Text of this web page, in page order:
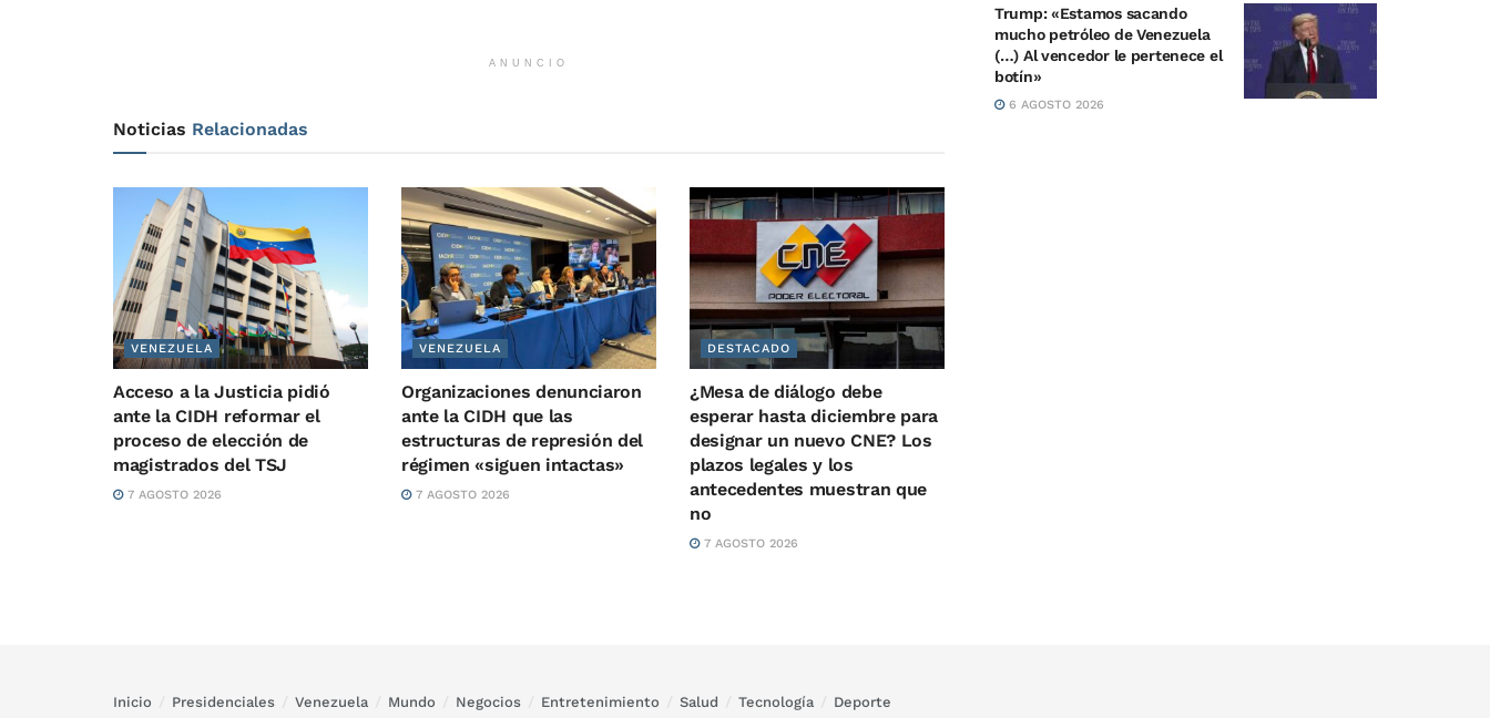
ANUNCIO
Noticias Relacionadas
VENEZUELA
Acceso a la Justicia pidió
ante la CIDH reformar el
proceso de elección de
magistrados del TSJ
7 AGOSTO 2026
VENEZUELA
Organizaciones denunciaron
ante la CIDH que las
estructuras de represión del
régimen «siguen intactas»
7 AGOSTO 2026
DESTACADO
¿Mesa de diálogo debe
esperar hasta diciembre para
designar un nuevo CNE? Los
plazos legales y los
antecedentes muestran que
no
7 AGOSTO 2026
Trump: «Estamos sacando
mucho petróleo de Venezuela
(…) Al vencedor le pertenece el
botín»
6 AGOSTO 2026
Inicio Presidenciales Venezuela Mundo Negocios Entretenimiento Salud Tecnología Deporte